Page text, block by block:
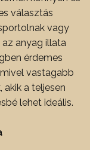
választás
vagy
anyag illata
érdemes
vastagabb
akik a teljesen
lehet ideális.